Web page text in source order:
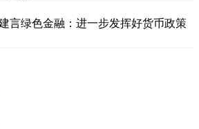
言绿色金融：进一步发挥好货币政策